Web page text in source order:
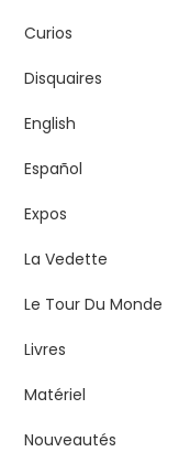
Curios
Disquaires
English
Español
Expos
La Vedette
Le Tour Du Monde
Livres
Matériel
Nouveautés